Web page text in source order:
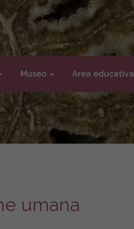
Museo Area educativa
umana